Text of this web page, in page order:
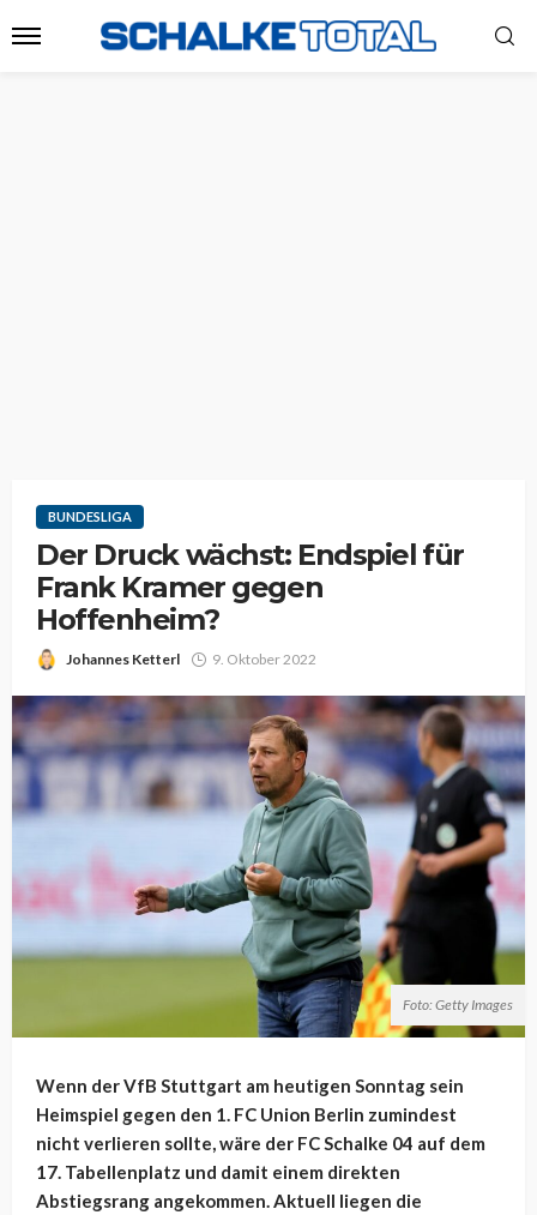
BUNDESLIGA
Der Druck wächst: Endspiel für
Frank Kramer gegen
Hoffenheim?
Johannes Ketterl 9. Oktober 2022
Foto: Getty Images
Wenn der VfB Stuttgart am heutigen Sonntag sein
Heimspiel gegen den 1. FC Union Berlin zumindest
nicht verlieren sollte, wäre der FC Schalke 04 auf dem
17. Tabellenplatz und damit einem direkten
Abstiegsrang angekommen. Aktuell liegen die